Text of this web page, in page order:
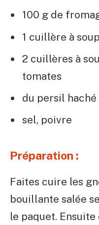
100 g de
1 cuillère à
2 cuillères à
tomates
du persil haché
sel, poivre
Préparation :
Faites cuire les
bouillante salée
le paquet.